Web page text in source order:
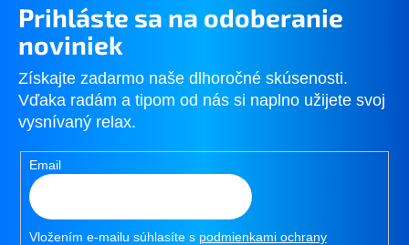
v
p
i
s
u
Prihláste sa na odoberanie
noviniek
Získajte zadarmo naše dlhoročné skúsenosti.
Vďaka radám a tipom od nás si naplno užijete svoj
vysnívaný relax.
Email
Vložením e-mailu súhlasíte s podmienkami ochrany